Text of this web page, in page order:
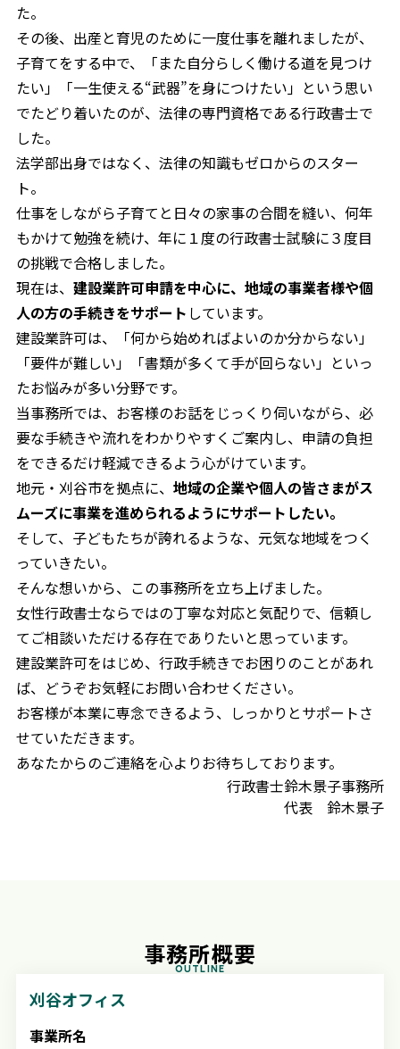
た。
その後、出産と育児のために一度仕事を離れましたが、
子育てをする中で、「また自分らしく働ける道を見つけ
たい」「一生使える“武器”を身につけたい」という思い
でたどり着いたのが、法律の専門資格である行政書士で
した。
法学部出身ではなく、法律の知識もゼロからのスター
ト。
仕事をしながら子育てと日々の家事の合間を縫い、何年
もかけて勉強を続け、年に１度の行政書士試験に３度目
の挑戦で合格しました。
現在は、 建設業許可申請を中心に、地域の事業者様や個
人の方の手続きをサポート しています。
建設業許可は、「何から始めればよいのか分からない」
「要件が難しい」「書類が多くて手が回らない」といっ
たお悩みが多い分野です。
当事務所では、お客様のお話をじっくり伺いながら、必
要な手続きや流れをわかりやすくご案内し、申請の負担
をできるだけ軽減できるよう心がけています。
地元・刈谷市を拠点に、 地域の企業や個人の皆さまがス
ムーズに事業を進められるようにサポートしたい。
そして、子どもたちが誇れるような、元気な地域をつく
っていきたい。
そんな想いから、この事務所を立ち上げました。
女性行政書士ならではの丁寧な対応と気配りで、信頼し
てご相談いただける存在でありたいと思っています。
建設業許可をはじめ、行政手続きでお困りのことがあれ
ば、どうぞお気軽にお問い合わせください。
お客様が本業に専念できるよう、しっかりとサポートさ
せていただきます。
あなたからのご連絡を心よりお待ちしております。
行政書士鈴木景子事務所
代表 鈴木景子
事務所概要
OUTLINE
刈谷オフィス
事業所名